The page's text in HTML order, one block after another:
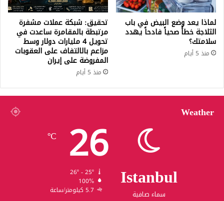
لماذا يعد وضع البيض في باب
الثلاجة خطأً صحياً فادحاً يهدد
سلامتك؟
منذ 5 أيام
تحقيق: شبكة عملات مشفرة
مرتبطة بالمقامرة ساعدت في
تحويل 4 مليارات دولار وسط
مزاعم بالالتفاف على العقوبات
المفروضة على إيران
منذ 5 أيام
Weather
Istanbul
سماء صافية
26
℃
26º - 25º
100%
5.7 كيلومتر/ساعة